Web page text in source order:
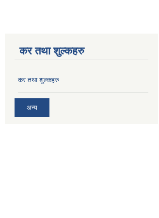
कर तथा शुल्कहरु
कर तथा शुल्कहरु
अन्य